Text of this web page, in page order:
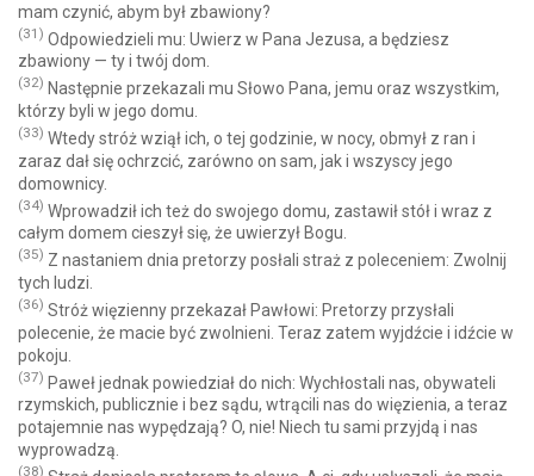
mam czynić, abym był zbawiony?
(31) Odpowiedzieli mu: Uwierz w Pana Jezusa, a będziesz
zbawiony — ty i twój dom.
(32) Następnie przekazali mu Słowo Pana, jemu oraz wszystkim,
którzy byli w jego domu.
(33) Wtedy stróż wziął ich, o tej godzinie, w nocy, obmył z ran i
zaraz dał się ochrzcić, zarówno on sam, jak i wszyscy jego
domownicy.
(34) Wprowadził ich też do swojego domu, zastawił stół i wraz z
całym domem cieszył się, że uwierzył Bogu.
(35) Z nastaniem dnia pretorzy posłali straż z poleceniem: Zwolnij
tych ludzi.
(36) Stróż więzienny przekazał Pawłowi: Pretorzy przysłali
polecenie, że macie być zwolnieni. Teraz zatem wyjdźcie i idźcie w
pokoju.
(37) Paweł jednak powiedział do nich: Wychłostali nas, obywateli
rzymskich, publicznie i bez sądu, wtrącili nas do więzienia, a teraz
potajemnie nas wypędzają? O, nie! Niech tu sami przyjdą i nas
wyprowadzą.
(38)